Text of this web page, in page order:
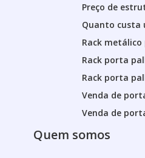
Preço de
Quanto
Rack
Rack porta
Rack porta
Venda de
Venda de
Quem somos